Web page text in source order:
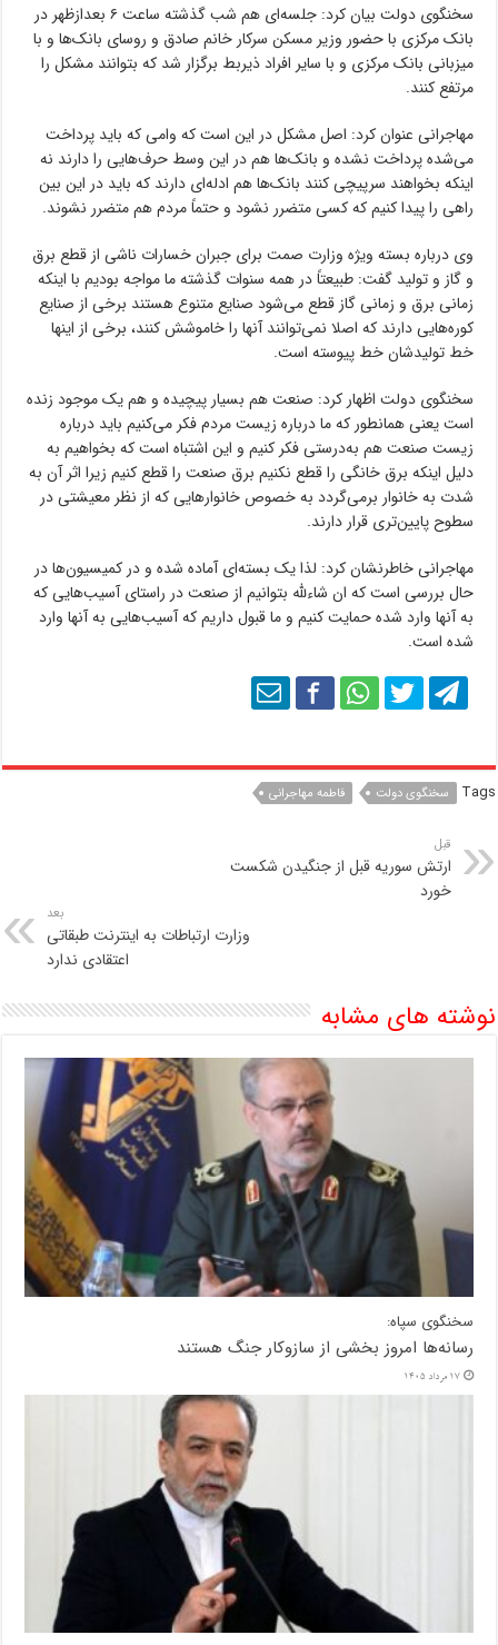
سخنگوی دولت بیان کرد: جلسه‌ای هم شب گذشته ساعت ۶ بعدازظهر در
بانک مرکزی با حضور وزیر مسکن سرکار خانم صادق و روسای بانک‌ها و با
میزبانی بانک مرکزی و با سایر افراد ذیربط برگزار شد که بتوانند مشکل را
مرتفع کنند.
مهاجرانی عنوان کرد: اصل مشکل در این است که وامی که باید پرداخت
می‌شده پرداخت نشده و بانک‌ها هم در این وسط حرف‌هایی را دارند نه
اینکه بخواهند سرپیچی کنند بانک‌ها هم ادله‌ای دارند که باید در این بین
راهی را پیدا کنیم که کسی متضرر نشود و حتماً مردم هم متضرر نشوند.
وی درباره بسته ویژه‌ وزارت صمت برای جبران خسارات ناشی از قطع برق
و گاز و تولید گفت: طبیعتاً در همه سنوات گذشته ما مواجه بودیم با اینکه
زمانی برق و زمانی گاز قطع می‌شود صنایع متنوع هستند برخی از صنایع
کوره‌هایی دارند که اصلا نمی‌توانند آنها را خاموشش کنند، برخی از اینها
خط تولیدشان خط پیوسته است.
سخنگوی دولت اظهار کرد: صنعت هم بسیار پیچیده و هم یک موجود زنده
است یعنی همانطور که ما درباره زیست مردم فکر می‌کنیم باید درباره
زیست صنعت هم به‌درستی فکر کنیم و این اشتباه است که بخواهیم به
دلیل اینکه برق خانگی را قطع نکنیم برق صنعت را قطع کنیم زیرا اثر آن به
شدت به خانوار برمی‌گردد به خصوص خانوارهایی که از نظر معیشتی در
سطوح پایین‌تری قرار دارند.
مهاجرانی خاطرنشان کرد: لذا یک بسته‌ای آماده شده و در کمیسیون‌ها در
حال بررسی است که ان شاءلله بتوانیم از صنعت در راستای آسیب‌هایی که
به آنها وارد شده حمایت کنیم و ما قبول داریم که آسیب‌هایی به آنها وارد
شده است.
Tags سخنگوی دولت فاطمه مهاجرانی
قبل
ارتش سوریه قبل از جنگیدن شکست
خورد
بعد
وزارت ارتباطات به اینترنت طبقاتی
اعتقادی ندارد
نوشته های مشابه
سخنگوی سپاه:
رسانه‌ها امروز بخشی از سازوکار جنگ هستند
17 مرداد 1405